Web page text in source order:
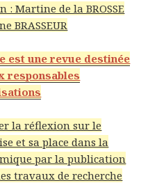
Martine de la BROSSE
BRASSEUR
est une revue destinée
responsables
la réflexion sur le
et sa place dans la
par la publication
travaux de recherche